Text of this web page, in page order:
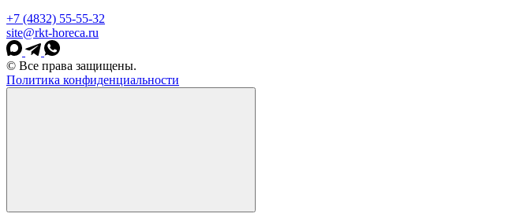
+7 (4832) 55-55-32
site@rkt-horeca.ru
© Все права защищены.
Политика конфиденциальности